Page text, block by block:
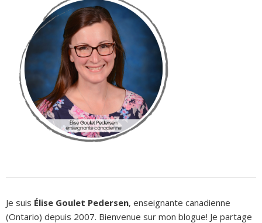
Je suis Élise Goulet Pedersen, enseignante canadienne
(Ontario) depuis 2007. Bienvenue sur mon blogue! Je partage